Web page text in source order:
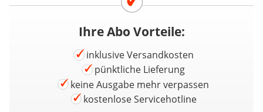
Ihre Abo Vorteile:
inklusive Versandkosten
pünktliche Lieferung
keine Ausgabe mehr verpassen
kostenlose Servicehotline